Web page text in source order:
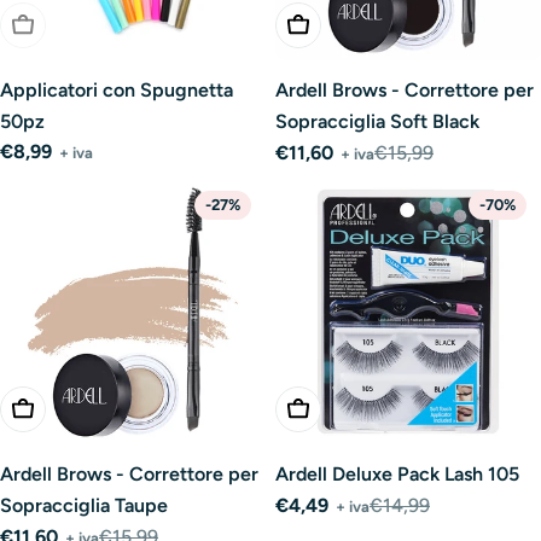
Esaurito
Applicatori con Spugnetta
50pz
Prezzo
€8,99 + iva
Aggiungi Al Carrello
Ardell Brows - Correttore per
Sopracciglia Soft Black
Prezzo
vendita
€11,60 + iva
Prezzo
normale
€15,99
-27%
Aggiungi Al Carrello
Ardell Brows - Correttore per
Sopracciglia Taupe
-70%
Aggiungi Al Carrello
Ardell Deluxe Pack Lash 105
Prezzo
€4,49 + iva
Prezzo
€14,99